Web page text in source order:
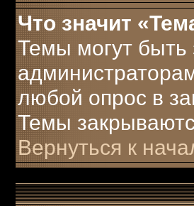
Что значит
Темы могут быть
любой опрос в
Темы
Вернуться к